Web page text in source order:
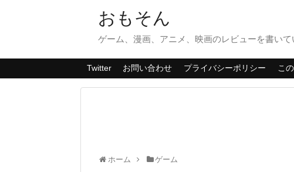
おもそん
ゲーム、漫画、アニメ、映画のレビューを書い
Twitter お問い合わせ プライバシーポリシー こ
ホーム ゲーム